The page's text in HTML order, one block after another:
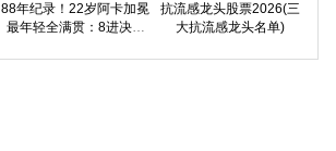
88年纪录！22岁阿卡加冕
最年轻全满贯：8进决赛
抗流感龙头股票2026(三
大抗流感龙头名单)